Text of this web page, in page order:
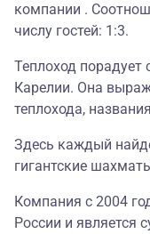
компании .
числу гостей: 1:3.
Теплоход порадует
Карелии. Она
теплохода,
Здесь каждый
гигантские
Компания с 2004
России и является